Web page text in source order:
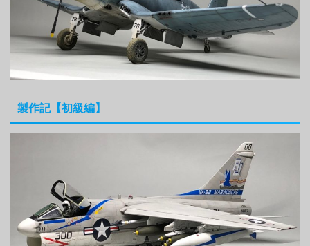
製作記【初級編】